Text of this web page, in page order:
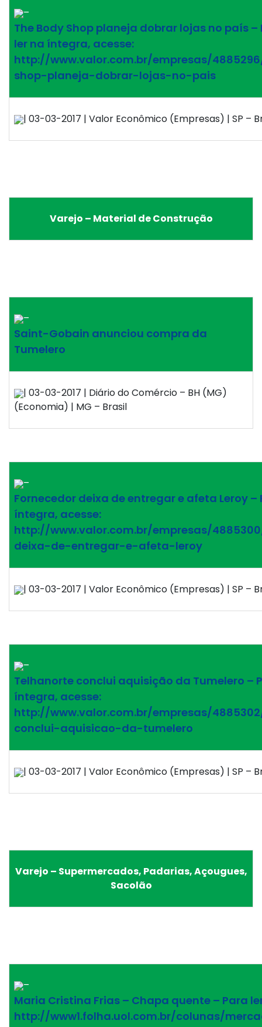
–
The Body Shop planeja dobrar lojas no país –
ler na íntegra, acesse:
http://www.valor.com.br/empresas/
shop-planeja-dobrar-lojas-no-pais
| 03-03-2017 | Valor Econômico (Empresas) | SP –
Varejo – Material de Construção
–
Saint-Gobain anunciou compra da
Tumelero
| 03-03-2017 | Diário do Comércio – BH (MG)
(Economia) | MG – Brasil
–
Fornecedor deixa de entregar e afeta Leroy –
íntegra, acesse:
http://www.valor.com.br/empresas/
deixa-de-entregar-e-afeta-leroy
| 03-03-2017 | Valor Econômico (Empresas) | SP –
–
Telhanorte conclui aquisição da Tumelero –
íntegra, acesse:
http://www.valor.com.br/empresas/
conclui-aquisicao-da-tumelero
| 03-03-2017 | Valor Econômico (Empresas) | SP –
Varejo – Supermercados, Padarias, Açougues,
Sacolão
–
Maria Cristina Frias – Chapa quente – Para
http://www1.folha.uol.com.br/colunas/